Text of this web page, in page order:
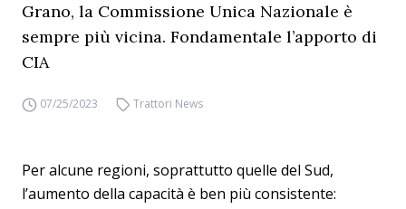
Grano, la Commissione Unica Nazionale è
sempre più vicina. Fondamentale l’apporto di
CIA
07/25/2023 Trattori News
Per alcune regioni, soprattutto quelle del Sud,
l’aumento della capacità è ben più consistente: